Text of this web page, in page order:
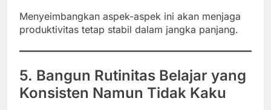
Menyeimbangkan aspek-aspek ini akan menjaga
produktivitas tetap stabil dalam jangka panjang.
5. Bangun Rutinitas Belajar yang
Konsisten Namun Tidak Kaku